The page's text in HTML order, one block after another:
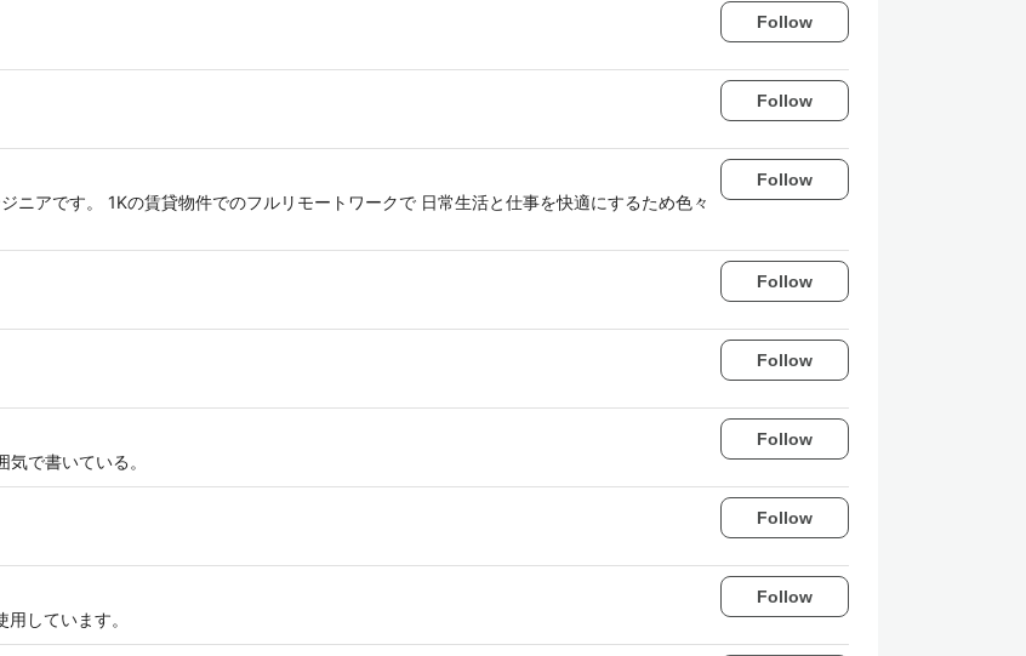
Follow
Follow
ニアです。 1Kの賃貸物件でのフルリモートワークで 日常生活と仕事を快適にするため色々
Follow
Follow
Follow
で書いている。
Follow
Follow
しています。
Follow